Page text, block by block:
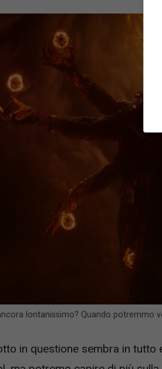
lontanissimo? Quando potremmo
in questione sembra in tutto